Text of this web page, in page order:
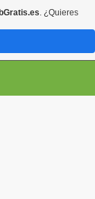
. ¿Quieres